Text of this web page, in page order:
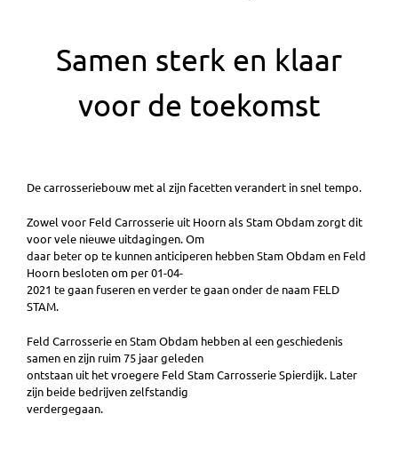
Samen sterk en klaar
voor de toekomst
De carrosseriebouw met al zijn facetten verandert in snel tempo.
Zowel voor Feld Carrosserie uit Hoorn als Stam Obdam zorgt dit
voor vele nieuwe uitdagingen. Om
daar beter op te kunnen anticiperen hebben Stam Obdam en Feld
Hoorn besloten om per 01-04-
2021 te gaan fuseren en verder te gaan onder de naam FELD
STAM.
Feld Carrosserie en Stam Obdam hebben al een geschiedenis
samen en zijn ruim 75 jaar geleden
ontstaan uit het vroegere Feld Stam Carrosserie Spierdijk. Later
zijn beide bedrijven zelfstandig
verdergegaan.